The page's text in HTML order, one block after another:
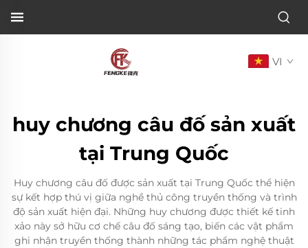
VI
huy chương câu đố sản xuất
tại Trung Quốc
Huy chương câu đố được sản xuất tại Trung Quốc thể hiện
sự kết hợp thú vị giữa nghề thủ công truyền thống và trình
độ sản xuất hiện đại. Những huy chương được thiết kế tinh
xảo này sở hữu cơ chế câu đố sáng tạo, biến các vật phẩm
ghi nhận truyền thống thành những tác phẩm nghệ thuật